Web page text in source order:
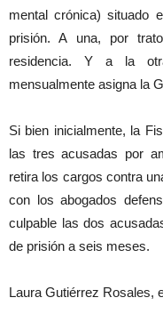
mental crónica) situado
prisión. A una, por
residencia. Y a la
mensualmente asigna la
Si bien inicialmente, la
las tres acusadas por
retira los cargos contra
con los abogados
culpable las dos
de prisión a seis meses.
Laura Gutiérrez Rosales,